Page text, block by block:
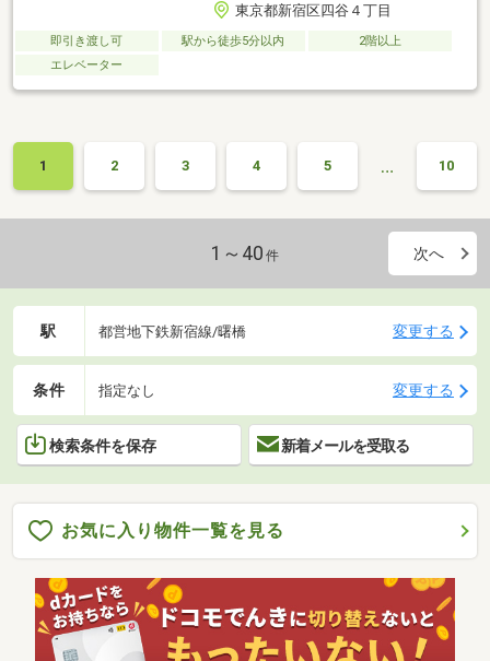
東京都新宿区四谷４丁目
即引き渡し可 駅から徒歩5分以内
2階以上
エレベーター
1 2 3 4 5 … 10
1～40 件 次へ
駅 都営地下鉄新宿線/曙橋 変更する
条件 指定なし 変更する
検索条件を保存 新着メールを受取る
お気に入り物件一覧を見る